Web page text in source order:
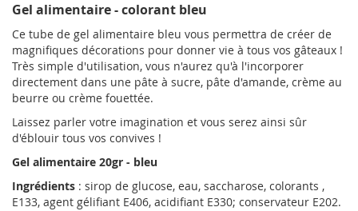
Gel alimentaire - colorant bleu
Ce tube de gel alimentaire bleu vous permettra de créer de
magnifiques décorations pour donner vie à tous vos gâteaux !
Très simple d'utilisation, vous n'aurez qu'à l'incorporer
directement dans une pâte à sucre, pâte d'amande, crème au
beurre ou crème fouettée.
Laissez parler votre imagination et vous serez ainsi sûr
d'éblouir tous vos convives !
Gel alimentaire 20gr - bleu
Ingrédients : sirop de glucose, eau, saccharose, colorants ,
E133, agent gélifiant E406, acidifiant E330; conservateur E202.